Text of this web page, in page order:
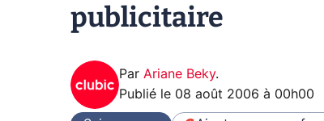
publicitaire
Par Ariane Beky.
Publié le 08 août 2006 à 00h00